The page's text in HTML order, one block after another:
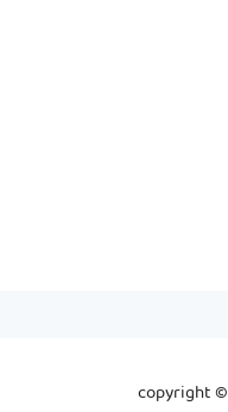
copyright ©